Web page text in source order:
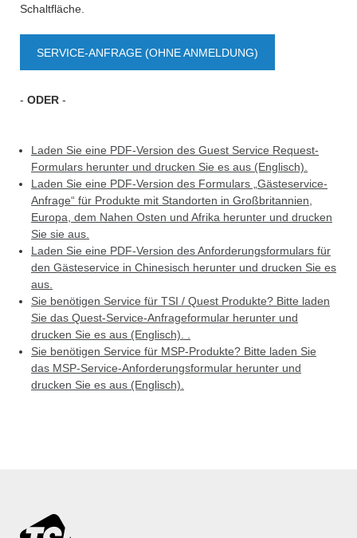
Schaltfläche.
SERVICE-ANFRAGE (OHNE ANMELDUNG)
- ODER -
Laden Sie eine PDF-Version des Guest Service Request-
Formulars herunter und drucken Sie es aus (Englisch).
Laden Sie eine PDF-Version des Formulars „Gästeservice-
Anfrage“ für Produkte mit Standorten in Großbritannien,
Europa, dem Nahen Osten und Afrika herunter und drucken
Sie sie aus.
Laden Sie eine PDF-Version des Anforderungsformulars für
den Gästeservice in Chinesisch herunter und drucken Sie es
aus.
Sie benötigen Service für TSI / Quest Produkte? Bitte laden
Sie das Quest-Service-Anfrageformular herunter und
drucken Sie es aus (Englisch). .
Sie benötigen Service für MSP-Produkte? Bitte laden Sie
das MSP-Service-Anforderungsformular herunter und
drucken Sie es aus (Englisch).